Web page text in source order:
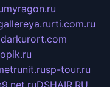
myragon.ru
rti.com.ru
sp-tour.ru
DSHAIR.RU